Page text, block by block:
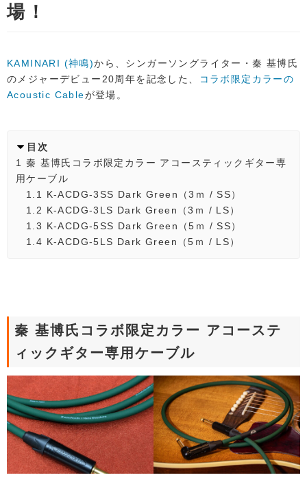
場！
KAMINARI (神鳴)から、シンガーソングライター・秦 基博氏
のメジャーデビュー20周年を記念した、
コラボ限定カラーの
Acoustic Cableが登場。
目次
1 秦 基博氏コラボ限定カラー アコースティックギター専
用ケーブル
1.1 K-ACDG-3SS Dark Green（3ｍ / SS）
1.2 K-ACDG-3LS Dark Green（3ｍ / LS）
1.3 K-ACDG-5SS Dark Green（5ｍ / SS）
1.4 K-ACDG-5LS Dark Green（5ｍ / LS）
秦 基博氏コラボ限定カラー アコーステ
ィックギター専用ケーブル